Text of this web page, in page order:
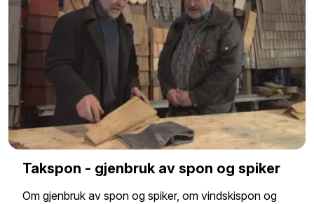
Takspon - gjenbruk av spon og spiker
Om gjenbruk av spon og spiker, om vindskispon og